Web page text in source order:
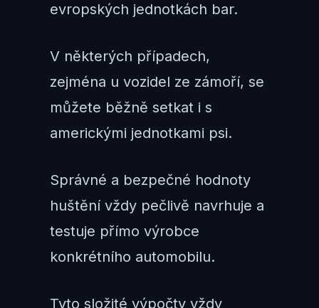
evropských jednotkách bar.
V některých případech,
zejména u vozidel ze zámoří, se
můžete běžně setkat i s
americkými jednotkami psi.
Správné a bezpečné hodnoty
huštění vždy pečlivě navrhuje a
testuje přímo výrobce
konkrétního automobilu.
Tyto složité výpočty vždy